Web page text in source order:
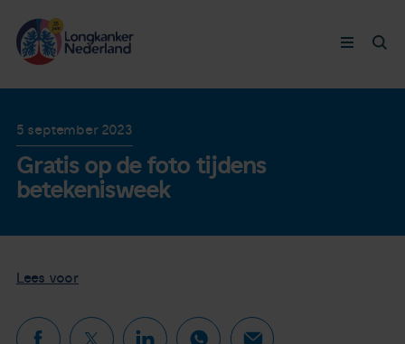
Longkanker
Leven met
Thymuskankers
Steun ons
5 september 2023
Gratis op de foto tijdens
betekenisweek
Lees voor